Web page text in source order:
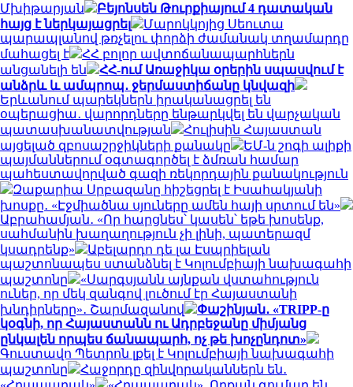
Մխիթարյան
Բեյոնսեն Թուրքիայում 4 դատական
հայց է ներկայացրել
Մարոկկոյից Սեուտա
պարապլանով թռչելու փորձի ժամանակ տղամարդը
մահացել է
ՀՀ բոլոր ավտոճանապարհներն
անցանելի են
ՀՀ-ում Առաջիկա օրերին սպասվում է
անձրև և ամպրոպ․ ջերմաստիճանը կնվազի
Երևանում պարեկներն իրականացրել են
օպերացիա․ վարորդները ենթարկվել են վարչական
պատասխանատվության
Հուլիսին Հայաստան
այցելած զբոսաշրջիկների քանակը
ԵՄ-ն շոգի ալիքի
պայմաններում օգտագործել է ձմռան համար
պահեստավորված գազի ռեկորդային քանակություն
Զաքարիա Սրբազանը հիշեցրել է Իսահակյանի
խոսքը․ «Էջմիածնա սյուները ամեն հայի սրտում են»
Աբրահամյան․ «Որ հարցնես՝ կասեն՝ եթե խոսենք,
սահմանին խաղաղություն չի լինի, պատերազմ
կսադրենք»
Աբելարդո դե լա Էսպրիելան
պաշտոնապես ստանձնել է Կոլումբիայի նախագահի
պաշտոնը
«Սարգսյանն այնքան վստահություն
ուներ, որ մեկ զանգով լուծում էր Հայաստանի
խնդիրները»․ Շարմազանով
Փաշինյան․ «TRIPP-ը
կօգնի, որ Հայաստանն ու Ադրբեջանը միմյանց
ընկալեն որպես ճանապարհ, ոչ թե խոչընդոտ»
Գուստավո Պետրոն լքել է Կոլումբիայի նախագահի
պաշտոնը
Հաջորդը զինվորականներն են․